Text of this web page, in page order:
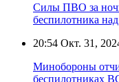
Силы ПВО за
беспилотника
20:54 Окт. 31,
Минобороны
беспилотниках